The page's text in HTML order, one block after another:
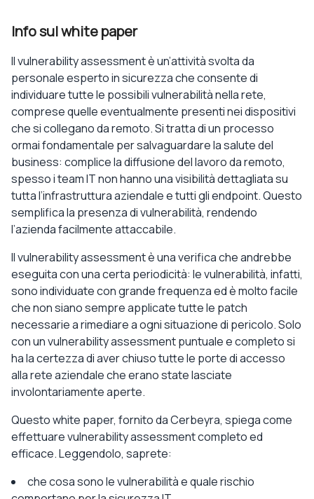
Info sul white paper
Il vulnerability assessment è un’attività svolta da
personale esperto in sicurezza che consente di
individuare tutte le possibili vulnerabilità nella rete,
comprese quelle eventualmente presenti nei dispositivi
che si collegano da remoto. Si tratta di un processo
ormai fondamentale per salvaguardare la salute del
business: complice la diffusione del lavoro da remoto,
spesso i team IT non hanno una visibilità dettagliata su
tutta l’infrastruttura aziendale e tutti gli endpoint. Questo
semplifica la presenza di vulnerabilità, rendendo
l’azienda facilmente attaccabile.
Il vulnerability assessment è una verifica che andrebbe
eseguita con una certa periodicità: le vulnerabilità, infatti,
sono individuate con grande frequenza ed è molto facile
che non siano sempre applicate tutte le patch
necessarie a rimediare a ogni situazione di pericolo. Solo
con un vulnerability assessment puntuale e completo si
ha la certezza di aver chiuso tutte le porte di accesso
alla rete aziendale che erano state lasciate
involontariamente aperte.
Questo white paper, fornito da Cerbeyra, spiega come
effettuare vulnerability assessment completo ed
efficace. Leggendolo, saprete:
che cosa sono le vulnerabilità e quale rischio